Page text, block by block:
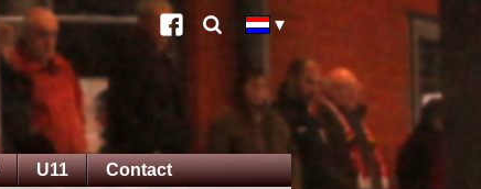
U11 Contact